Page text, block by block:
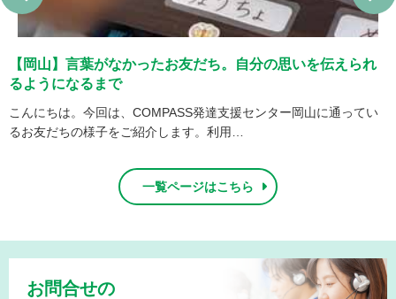
【岡山】言葉がなかったお友だち。自分の思いを伝えられ
るようになるまで
こんにちは。今回は、COMPASS発達支援センター岡山に通ってい
るお友だちの様子をご紹介します。利用…
一覧ページはこちら
お問合せの